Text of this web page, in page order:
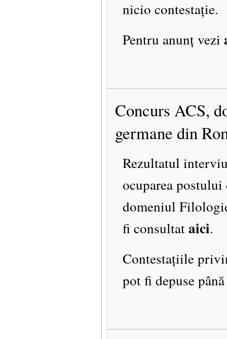
nicio contestație.
Pentru anunț vezi
Concurs ACS,
germane din
Rezultatul
ocuparea
domeniul
fi consultataici.
Contestațiile
pot fi depuse